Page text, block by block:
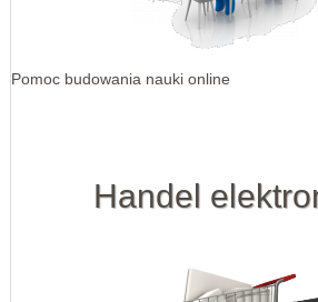
Pomoc budowania nauki online
Handel